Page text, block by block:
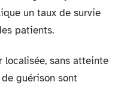
un taux de survie
patients.
localisée, sans atteinte
guérison sont